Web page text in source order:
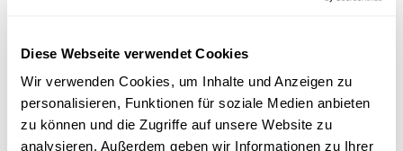
Diese Webseite verwendet Cookies
Wir verwenden Cookies, um Inhalte und Anzeigen zu
personalisieren, Funktionen für soziale Medien anbieten
zu können und die Zugriffe auf unsere Website zu
analysieren. Außerdem geben wir Informationen zu Ihrer
plusieurs reprise dans les médias...